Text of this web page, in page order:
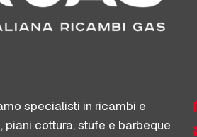
specialisti in ricambi e
piani cottura, stufe e barbeque